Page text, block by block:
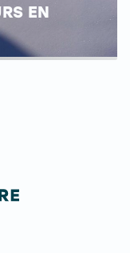
EN